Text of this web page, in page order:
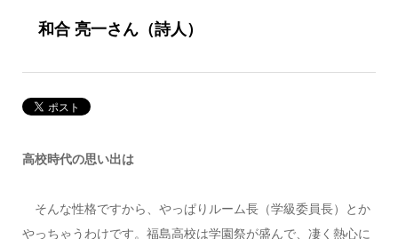
和合 亮一さん（詩人）
高校時代の思い出は
そんな性格ですから、やっぱりルーム長（学級委員長）とか
やっちゃうわけです。福島高校は学園祭が盛んで、凄く熱心に